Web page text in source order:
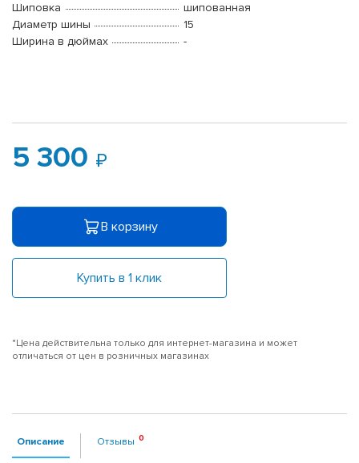
Шиповка
шипованная
Диаметр шины
15
Ширина в дюймах
-
5 300
В корзину
Купить в 1 клик
*Цена действительна только для интернет-магазина и может
отличаться от цен в розничных магазинах
Описание Отзывы